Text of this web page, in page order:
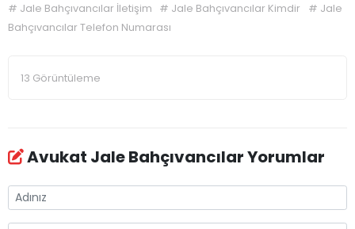
# Jale Bahçıvancılar İletişim # Jale Bahçıvancılar Kimdir # Jale
Bahçıvancılar Telefon Numarası
13 Görüntüleme
Avukat Jale Bahçıvancılar Yorumlar